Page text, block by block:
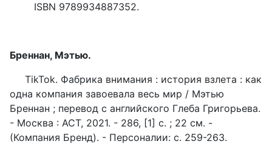
ISBN 9789934887352.
Бреннан, Мэтью.
TikTok. Фабрика внимания : история взлета : как
одна компания завоевала весь мир / Мэтью
Бреннан ; перевод с английского Глеба Григорьева.
- Москва : АСТ, 2021. - 286, [1] с. ; 22 см. -
(Компания Бренд). - Персоналии: с. 259-263.